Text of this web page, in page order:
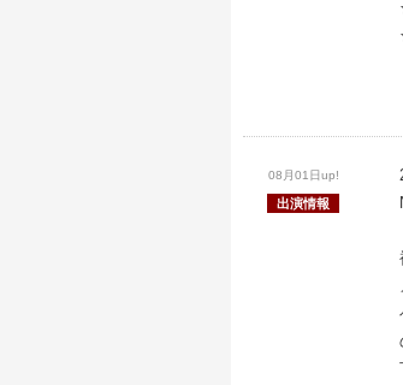
08月01日up!
出演情報